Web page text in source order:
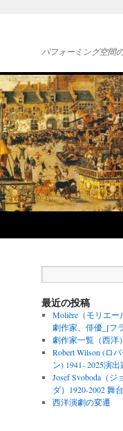
パフォーミング空間
最近の投稿
Molière（モリエー
劇作家、俳優_[フ
劇作家一覧（西洋）
Robert Wilson (ロ
ン) 1941- 2025演
Josef Svoboda（ジ
ダ）1920-2002 舞
西洋演劇の変遷